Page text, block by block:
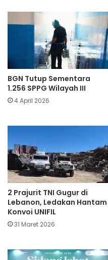
BGN Tutup Sementara
1.256 SPPG Wilayah III
4 April 2026
​2 Prajurit TNI Gugur di
Lebanon, Ledakan Hantam
Konvoi UNIFIL
31 Maret 2026